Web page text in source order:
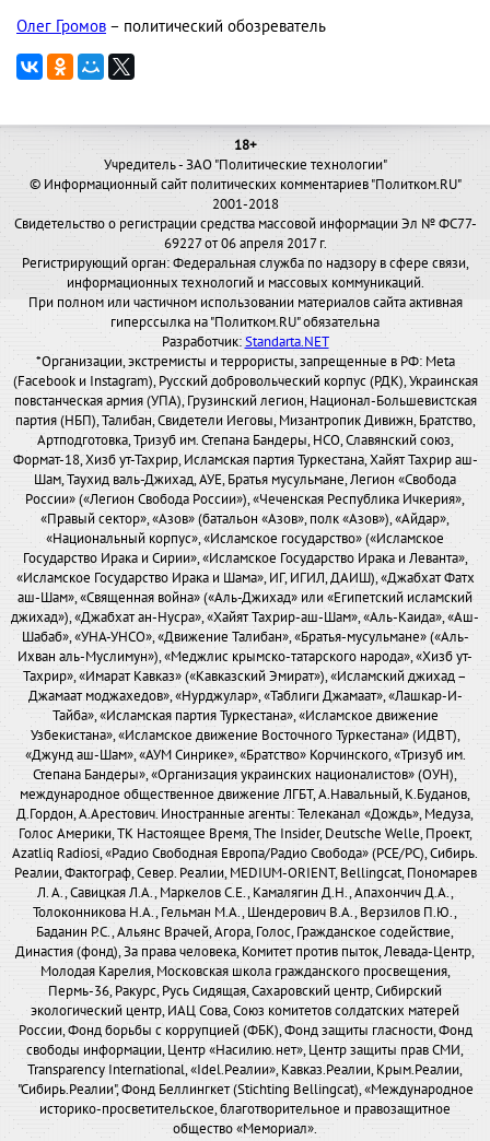
Олег Громов – политический обозреватель
18+
Учредитель - ЗАО "Политические технологии"
© Информационный сайт политических комментариев "Политком.RU"
2001-2018
Свидетельство о регистрации средства массовой информации Эл № ФС77-
69227 от 06 апреля 2017 г.
Регистрирующий орган: Федеральная служба по надзору в сфере связи,
информационных технологий и массовых коммуникаций.
При полном или частичном использовании материалов сайта активная
гиперссылка на "Политком.RU" обязательна
Разработчик:Standarta.NET
*Организации, экстремисты и террористы, запрещенные в РФ: Meta
(Facebook и Instagram), Русский добровольческий корпус (РДК), Украинская
повстанческая армия (УПА), Грузинский легион, Национал-Большевистская
партия (НБП), Талибан, Свидетели Иеговы, Мизантропик Дивижн, Братство,
Артподготовка, Тризуб им. Степана Бандеры, НСО, Славянский союз,
Формат-18, Хизб ут-Тахрир, Исламская партия Туркестана, Хайят Тахрир аш-
Шам, Таухид валь-Джихад, АУЕ, Братья мусульмане, Легион «Свобода
России» («Легион Свобода России»), «Чеченская Республика Ичкерия»,
«Правый сектор», «Азов» (батальон «Азов», полк «Азов»), «Айдар»,
«Национальный корпус», «Исламское государство» («Исламское
Государство Ирака и Сирии», «Исламское Государство Ирака и Леванта»,
«Исламское Государство Ирака и Шама», ИГ, ИГИЛ, ДАИШ), «Джабхат Фатх
аш-Шам», «Священная война» («Аль-Джихад» или «Египетский исламский
джихад»), «Джабхат ан-Нусра», «Хайят Тахрир-аш-Шам», «Аль-Каида», «Аш-
Шабаб», «УНА-УНСО», «Движение Талибан», «Братья-мусульмане» («Аль-
Ихван аль-Муслимун»), «Меджлис крымско-татарского народа», «Хизб ут-
Тахрир», «Имарат Кавказ» («Кавказский Эмират»), «Исламский джихад –
Джамаат моджахедов», «Нурджулар», «Таблиги Джамаат», «Лашкар-И-
Тайба», «Исламская партия Туркестана», «Исламское движение
Узбекистана», «Исламское движение Восточного Туркестана» (ИДВТ),
«Джунд аш-Шам», «АУМ Синрике», «Братство» Корчинского, «Тризуб им.
Степана Бандеры», «Организация украинских националистов» (ОУН),
международное общественное движение ЛГБТ, А.Навальный, К.Буданов,
Д.Гордон, А.Арестович. Иностранные агенты: Телеканал «Дождь», Медуза,
Голос Америки, ТК Настоящее Время, The Insider, Deutsche Welle, Проект,
Azatliq Radiosi, «Радио Свободная Европа/Радио Свобода» (PCE/PC), Сибирь.
Реалии, Фактограф, Север. Реалии, MEDIUM-ORIENT, Bellingcat, Пономарев
Л. А., Савицкая Л.А., Маркелов С.Е., Камалягин Д.Н., Апахончич Д.А.,
Толоконникова Н.А., Гельман М.А., Шендерович В.А., Верзилов П.Ю.,
Баданин Р.С., Альянс Врачей, Агора, Голос, Гражданское содействие,
Династия (фонд), За права человека, Комитет против пыток, Левада-Центр,
Молодая Карелия, Московская школа гражданского просвещения,
Пермь-36, Ракурс, Русь Сидящая, Сахаровский центр, Сибирский
экологический центр, ИАЦ Сова, Союз комитетов солдатских матерей
России, Фонд борьбы с коррупцией (ФБК), Фонд защиты гласности, Фонд
свободы информации, Центр «Насилию.нет», Центр защиты прав СМИ,
Transparency International, «Idel.Реалии», Кавказ.Реалии, Крым.Реалии,
"Сибирь.Реалии", Фонд Беллингкет (Stichting Bellingcat), «Международное
историко-просветительское, благотворительное и правозащитное
общество «Мемориал».